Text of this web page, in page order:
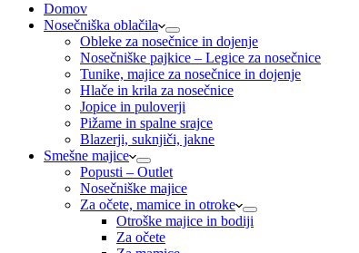
Domov
Nosečniška oblačila
Obleke za nosečnice in dojenje
Nosečniške pajkice – Legice za nosečnice
Tunike, majice za nosečnice in dojenje
Hlače in krila za nosečnice
Jopice in puloverji
Pižame in spalne srajce
Blazerji, suknjiči, jakne
Smešne majice
Popusti – Outlet
Nosečniške majice
Za očete, mamice in otroke
Otroške majice in bodiji
Za očete